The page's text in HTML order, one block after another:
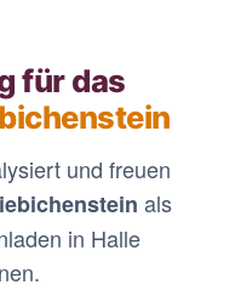
für das
und freuen
als
in Halle